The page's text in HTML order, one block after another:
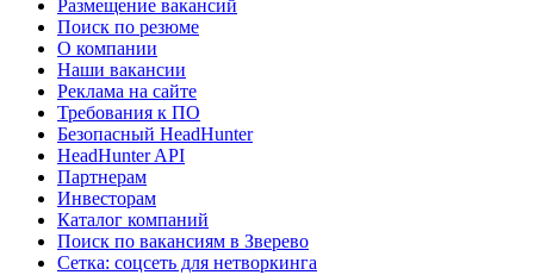
Размещение вакансий
Поиск по резюме
О компании
Наши вакансии
Реклама на сайте
Требования к ПО
Безопасный HeadHunter
HeadHunter API
Партнерам
Инвесторам
Каталог компаний
Поиск по вакансиям в Зверево
Сетка: соцсеть для нетворкинга